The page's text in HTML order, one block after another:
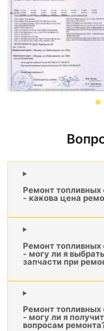
Ремонт
- какова цена
Ремонт
- могу ли я
запчасти при
Ремонт
- могу ли я
вопросам